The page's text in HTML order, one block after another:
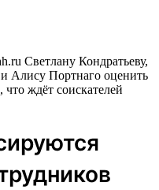
Светлану Кондратьеву,
Алису Портнаго оценить
что ждёт соискателей